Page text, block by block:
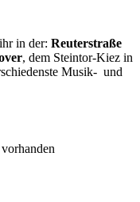
in der: Reuterstraße
, dem Steintor-Kiez in
Musik- und